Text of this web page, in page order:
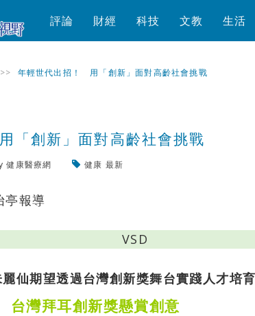
評論 財經 科技 文教 生活
>> 年輕世代出招！ 用「創新」面對高齡社會挑戰
「創新」面對高齡社會挑戰
健康醫療網 健康 最新
亭報導
仙期望透過台灣創新獎舞台實踐人才培
灣拜耳創新獎懸賞創意